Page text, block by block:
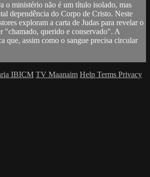
o ministério não é um título isolado, mas
dependência do Corpo de Cristo. Neste
exploram a carta de Judas para revelar o
"chamado, querido e conservado". A
que, assim como o sangue precisa circular
IBICM TV Maanaim Help Terms Privacy